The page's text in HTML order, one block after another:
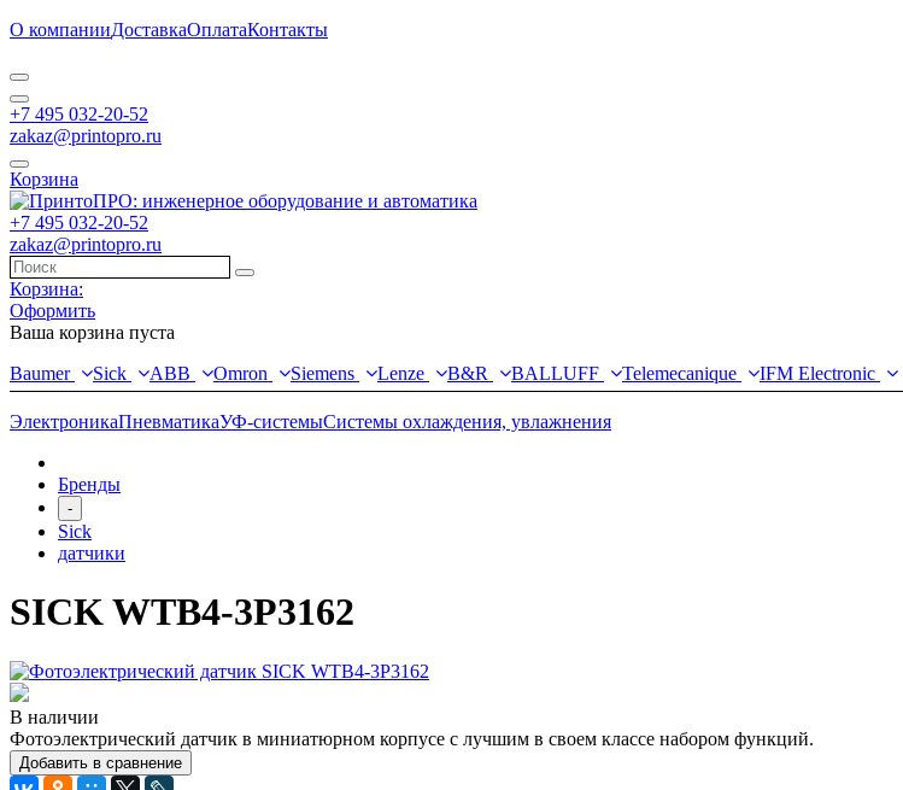
О компанииДоставкаОплатаКонтакты
+7 495 032-20-52
zakaz@printopro.ru
Корзина
+7 495 032-20-52
zakaz@printopro.ru
Корзина:
Оформить
Ваша корзина пуста
Baumer
Sick ABB Omron Siemens Lenze B&R BALLUFF Telemecanique IFM Electronic
ЭлектроникаПневматикаУФ-системыСистемы охлаждения, увлажнения
Бренды
-
Sick
датчики
SICK WTB4-3P3162
В наличии
Фотоэлектрический датчик в миниатюрном корпусе с лучшим в своем классе набором функций.
Добавить в сравнение